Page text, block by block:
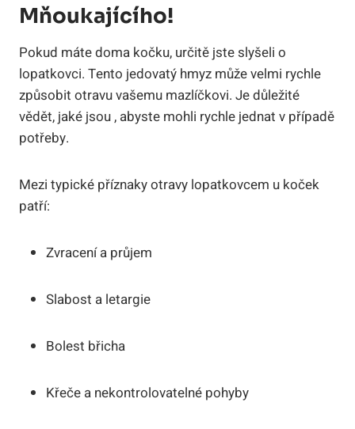
Mňoukajícího!
Pokud máte doma kočku, určitě jste slyšeli o
lopatkovci. Tento jedovatý hmyz může velmi rychle
způsobit otravu vašemu mazlíčkovi. Je důležité
vědět, jaké jsou , abyste mohli rychle jednat v případě
potřeby.
Mezi typické příznaky otravy lopatkovcem u koček
patří:
Zvracení a průjem
Slabost a letargie
Bolest břicha
Křeče a nekontrolovatelné pohyby